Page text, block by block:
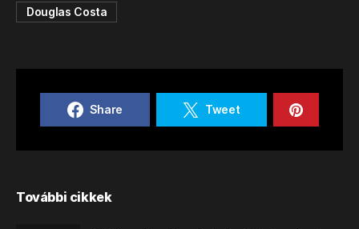
Douglas Costa
Share Tweet
További cikkek